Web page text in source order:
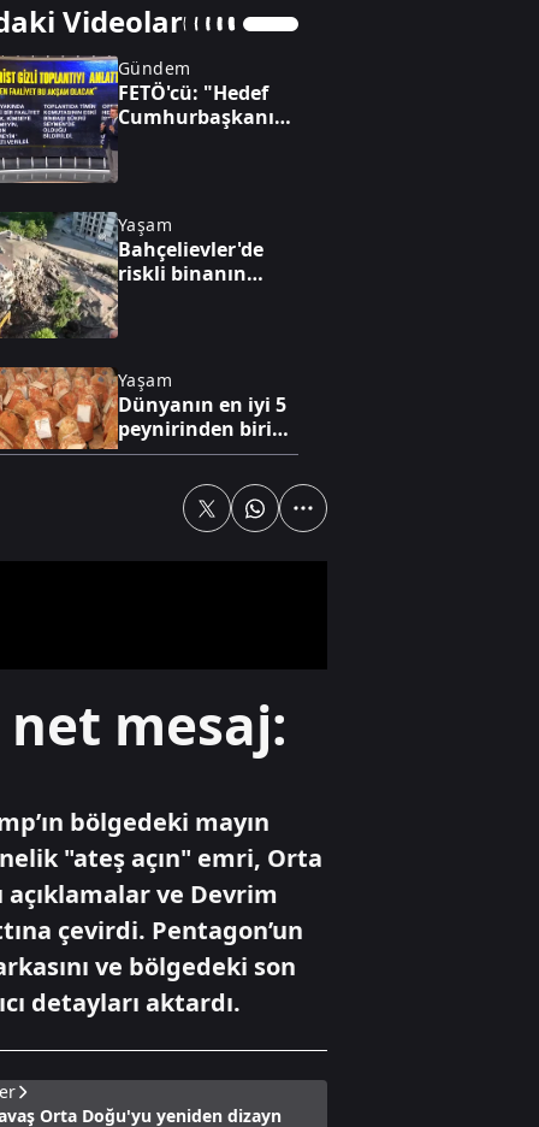
Videolar
Gündem
FETÖ'cü: "Hedef
Cumhurbaşkanını
Yaşam
Bahçelievler'de
riskli binanın
Yaşam
Dünyanın en iyi 5
peynirinden biri
Divle peyniri
Aspendos'ta sağlık
Adana'da trafikte
testereyle saldırı
Gündem
İstanbul'da
düzenlenen
operasyonda 62,9
kilogram
uyuşturucu ele
geçirildi
mesaj:
bölgedeki mayın
"ateş açın" emri, Orta
ve Devrim
çevirdi. Pentagon’un
ve bölgedeki son
detayları aktardı.
Orta Doğu'yu yeniden dizayn